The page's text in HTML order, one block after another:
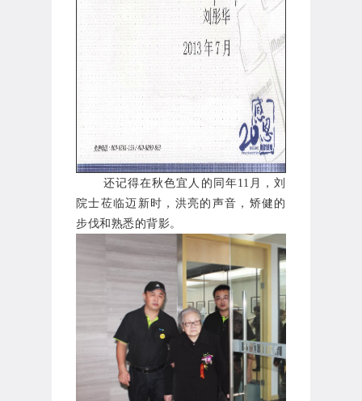
还记得在秋色宜人的同年11月，刘
院士莅临迈新时，洪亮的声音，矫健的
步伐和熟悉的背影。